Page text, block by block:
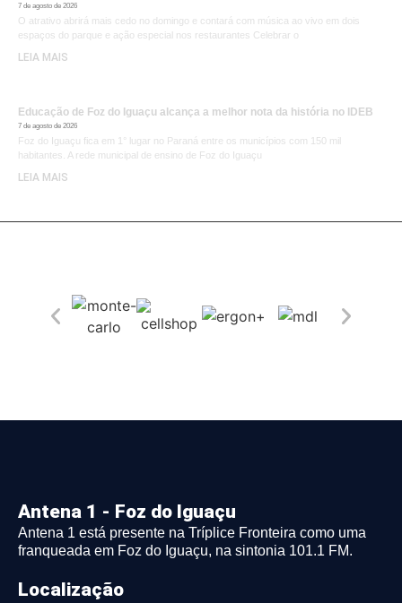
7 de agosto de 2026
O atrativo abrirá mais cedo no domingo e contará com música ao vivo em dois
espaços do parque e ação especial nos restaurantes Celebrar o
LEIA MAIS
Educação de Foz do Iguaçu alcança a melhor nota da história no IDEB
7 de agosto de 2026
Foz do Iguaçu fica em 1° lugar no Paraná entre os municípios com 150 mil
habitantes. A rede municipal de ensino de Foz do Iguaçu
LEIA MAIS
Antena 1 - Foz do Iguaçu
Antena 1 está presente na Tríplice Fronteira como uma
franqueada em Foz do Iguaçu, na sintonia 101.1 FM.
Localização